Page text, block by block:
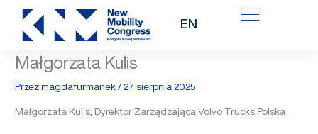
Przejdź
treści
EN
Małgorzata Kulis
Przezmagdafurmanek/27 sierpnia 2025
Małgorzata Kulis, Dyrektor Zarządzająca Volvo Trucks Polska